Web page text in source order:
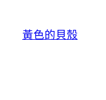
黃色的貝殼